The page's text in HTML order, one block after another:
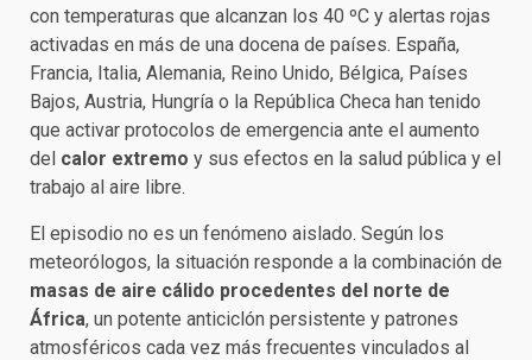
con temperaturas que alcanzan los 40 ºC y alertas rojas
activadas en más de una docena de países. España,
Francia, Italia, Alemania, Reino Unido, Bélgica, Países
Bajos, Austria, Hungría o la República Checa han tenido
que activar protocolos de emergencia ante el aumento
del calor extremo y sus efectos en la salud pública y el
trabajo al aire libre.
El episodio no es un fenómeno aislado. Según los
meteorólogos, la situación responde a la combinación de
masas de aire cálido procedentes del norte de
África, un potente anticiclón persistente y patrones
atmosféricos cada vez más frecuentes vinculados al